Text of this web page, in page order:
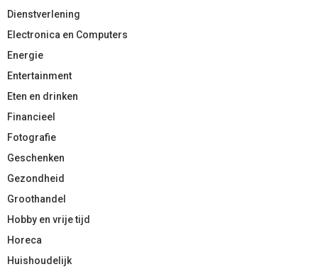
Dienstverlening
Electronica en Computers
Energie
Entertainment
Eten en drinken
Financieel
Fotografie
Geschenken
Gezondheid
Groothandel
Hobby en vrije tijd
Horeca
Huishoudelijk